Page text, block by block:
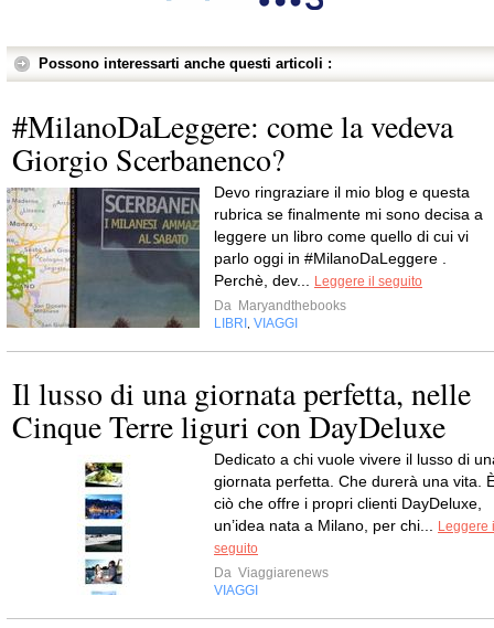
Possono interessarti anche questi articoli :
#MilanoDaLeggere: come la vedeva
Giorgio Scerbanenco?
Devo ringraziare il mio blog e questa
rubrica se finalmente mi sono decisa a
leggere un libro come quello di cui vi
parlo oggi in #MilanoDaLeggere .
Perchè, dev...
Leggere il seguito
Da Maryandthebooks
LIBRI
VIAGGI
Il lusso di una giornata perfetta, nelle
Cinque Terre liguri con DayDeluxe
Dedicato a chi vuole vivere il lusso di
giornata perfetta. Che durerà una vita.
ciò che offre i propri clienti DayDeluxe,
un’idea nata a Milano, per chi...
Leggere
seguito
Da Viaggiarenews
VIAGGI